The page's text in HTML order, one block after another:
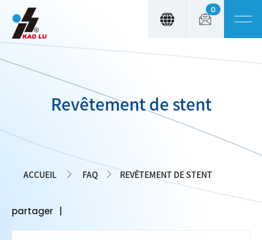
0
Revêtement de stent
ACCUEIL FAQ REVÊTEMENT DE STENT
partager
Panneau de gestion des cookies